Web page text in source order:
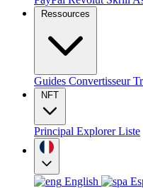
Ressources
Guides Convertisseur
NFT
Principal ExplorerListe
English